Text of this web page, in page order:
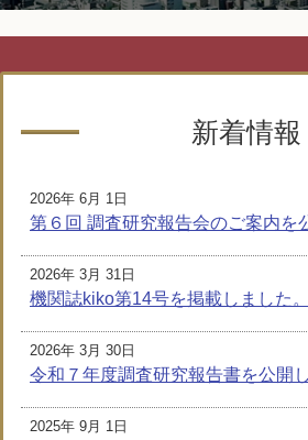
新着情報
2026年 6月 1日
第６回 調査研究報告会のご案内を
2026年 3月 31日
機関誌kiko第14号を掲載しました。
2026年 3月 30日
令和７年度調査研究報告書を公開
2025年 9月 1日